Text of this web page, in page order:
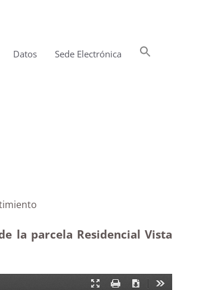
Datos Sede Electrónica
Desistimiento
la parcela Residencial Vista